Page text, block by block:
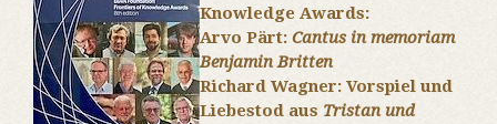
Knowledge Awards:
Arvo Pärt: Cantus in memoriam
Benjamin Britten
Richard Wagner: Vorspiel und
Liebestod aus Tristan und